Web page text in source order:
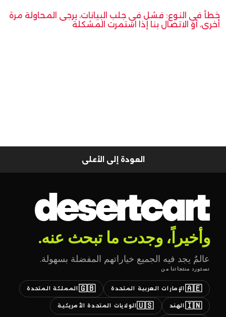
خطأ في النوع: فشل في جلب البيانات، يرجى المحاولة مرة
أخرى، أو الاتصال بنا إذا استمرت المشكلة
العودة إلى الأعلى
وأخيراً، وجدت ما تبحث عنه.
عالمٌ يجد فيه الجميع خياراتهم المفضلة بسهولة.
نستورد منتجاتنا من
🇦🇪 الإمارات العربية المتحدة 🇬🇧 المملكة المتحدة
🇮🇳 الهند 🇺🇸الولايات المتحدة الأمريكية